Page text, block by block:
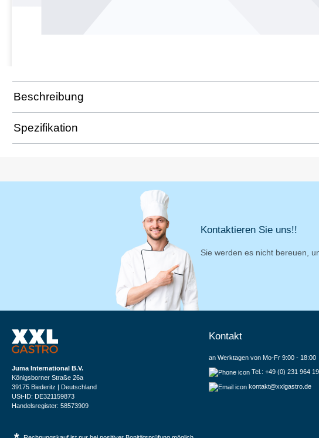
Beschreibung
Spezifikation
Kontaktieren Sie uns!!
Sie werden es nicht bereuen,
Juma International B.V.
Königsborner Straße 26a
39175 Biederitz | Deutschland
USt-ID: DE321159873
Handelsregister: 58573909
Kontakt
an Werktagen von Mo-Fr 9:00 - 18:00
Tel.: +49 (0) 231 964
kontakt@xxlgastro.de